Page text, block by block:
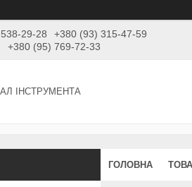
29-28
+380 (93) 315-47-59
+380 (95) 769-72-33
ІНСТРУМЕНТА
ГОЛОВНА